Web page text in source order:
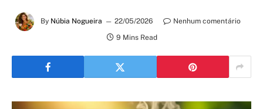
By Núbia Nogueira 22/05/2026
Nenhum comentário
9 Mins Read